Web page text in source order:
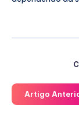
Artigo